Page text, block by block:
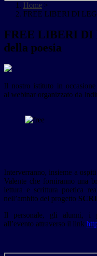
Home >
FREE LIBERI DI
FREE LIBERI DI
della poesia
Il nostro istituto in
al webinar organizzato da
Interverranno, insieme a
Valente che forniranno una
lettura e scrittura poetica
nell’ambito del progetto
Il personale, gli alunni, i
all’evento attraverso il link